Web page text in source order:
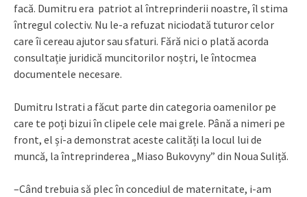
facă. Dumitru era patriot al întreprinderii noastre, îl stima
întregul colectiv. Nu le-a refuzat niciodată tuturor celor
care îi cereau ajutor sau sfaturi. Fără nici o plată acorda
consultație juridică muncitorilor noștri, le întocmea
documentele necesare.
Dumitru Istrati a făcut parte din categoria oamenilor pe
care te poți bizui în clipele cele mai grele. Până a nimeri pe
front, el și-a demonstrat aceste calități la locul lui de
muncă, la întreprinderea „Miaso Bukovyny” din Noua Suliță.
–Când trebuia să plec în concediul de maternitate, i-am